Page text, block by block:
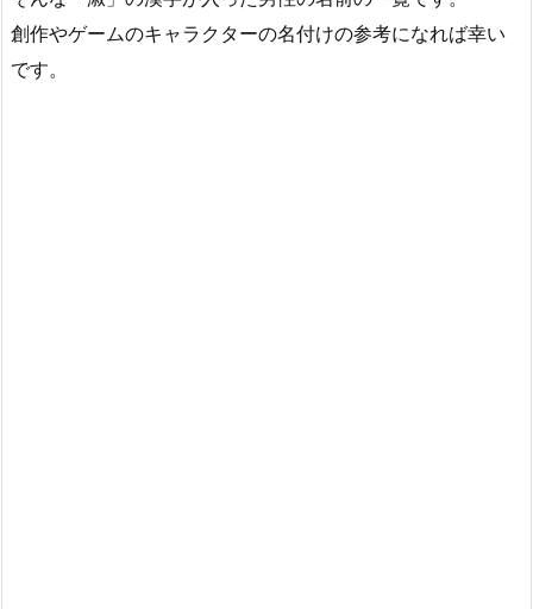
創作やゲームのキャラクターの名付けの参考になれば幸い
です。